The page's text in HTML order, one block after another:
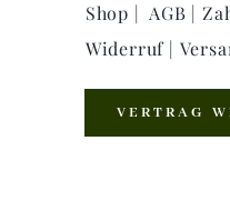
Shop | AGB |
Widerruf |
VERTRAG